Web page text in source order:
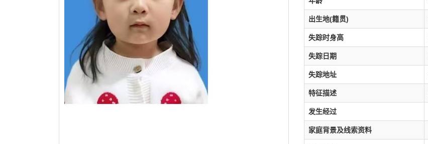
出生地(籍贯)
失踪时身高
失踪日期
失踪地址
特征描述
发生经过
家庭背景及线索资料